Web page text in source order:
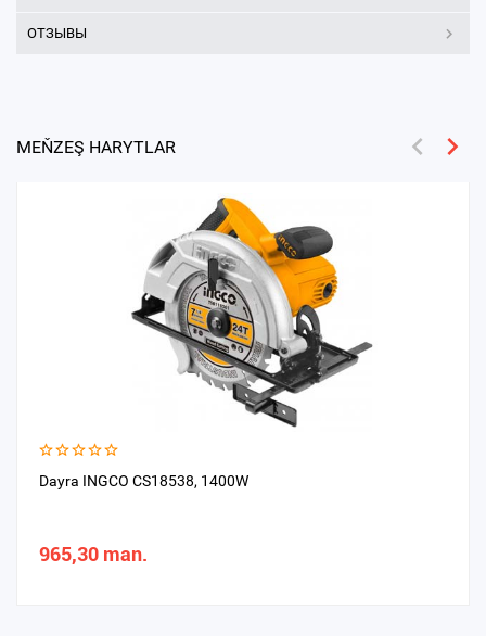
ОТЗЫВЫ
MEŇZEŞ HARYTLAR
Dayra INGCO CS18538, 1400W
965,30 man.